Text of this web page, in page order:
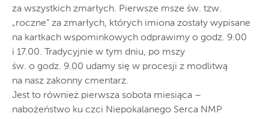
za wszystkich zmarłych. Pierwsze msze św. tzw.
„roczne” za zmarłych, których imiona zostały wypisane
na kartkach wspominkowych odprawimy o godz. 9.00
i 17.00. Tradycyjnie w tym dniu, po mszy
św. o godz. 9.00 udamy się w procesji z modlitwą
na nasz zakonny cmentarz.
Jest to również pierwsza sobota miesiąca –
nabożeństwo ku czci Niepokalanego Serca NMP